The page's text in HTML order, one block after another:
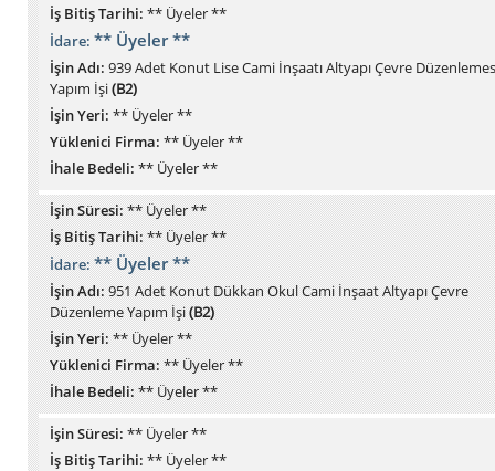
İş Bitiş Tarihi: ** Üyeler **
İdare: ** Üyeler **
İşin Adı: 939 Adet Konut Lise Cami İnşaatı Altyapı Çevre
Yapım İşi(B2)
İşin Yeri: ** Üyeler **
Yüklenici Firma: ** Üyeler **
İhale Bedeli: ** Üyeler **
İşin Süresi:** Üyeler **
İş Bitiş Tarihi:** Üyeler **
İdare:** Üyeler **
İşin Adı:951 Adet Konut Dükkan Okul Cami İnşaat Altyapı Çevre
Düzenleme Yapım İşi(B2)
İşin Yeri:** Üyeler **
Yüklenici Firma:** Üyeler **
İhale Bedeli:** Üyeler **
İşin Süresi: ** Üyeler **
İş Bitiş Tarihi: ** Üyeler **